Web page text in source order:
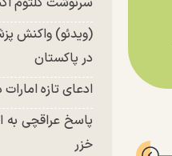
منتشر شد
(ویدئو) واکنش
در پاکستان
ادعای تازه
خزر